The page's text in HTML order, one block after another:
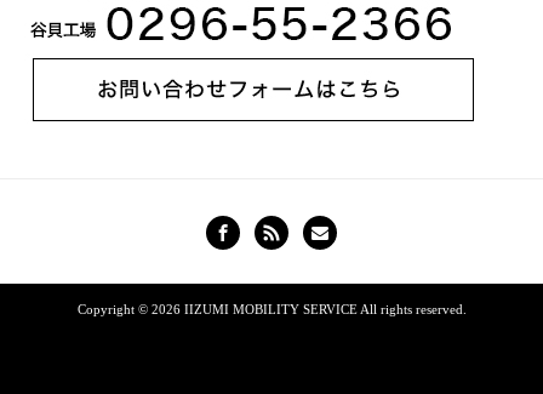
Copyright © 2026 IIZUMI MOBILITY SERVICEAll rights reserved.